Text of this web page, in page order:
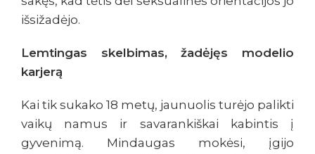
išsižadėjo.
Lemtingas skelbimas, žadėjęs modelio
karjerą
Kai tik sukako 18 metų, jaunuolis turėjo palikti
vaikų namus ir savarankiškai kabintis į
gyvenimą. Mindaugas mokėsi, įgijo